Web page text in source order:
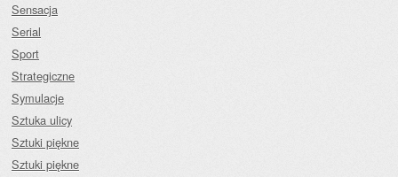
Sensacja
Serial
Sport
Strategiczne
Symulacje
Sztuka ulicy
Sztuki piękne
Sztuki piękne